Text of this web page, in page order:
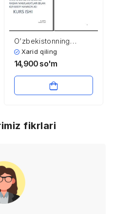
O’zbekistonning
jahonning rivojlangan
mamlakatlari bilan
Xarid qiling
14,900 so'm
fikrlari